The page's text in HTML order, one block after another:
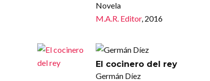
Novela
M.A.R. Editor, 2016
El cocinero del rey
Germán Díez